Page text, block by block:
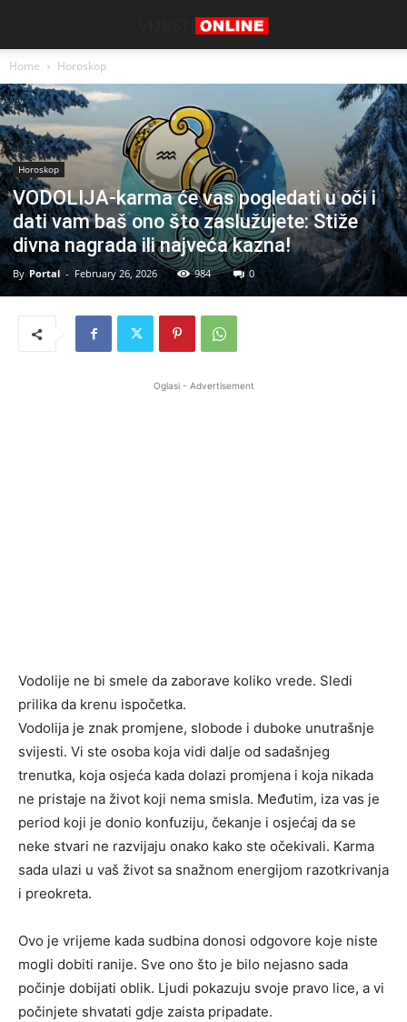
Home Horoskop
Horoskop
VODOLIJA-karma će vas pogledati u oči i
dati vam baš ono što zaslužujete: Stiže
divna nagrada ili najveća kazna!
By Portal - February 26, 2026 984 0
Oglasi - Advertisement
Vodolije ne bi smele da zaborave koliko vrede. Sledi
prilika da krenu ispočetka.
Vodolija je znak promjene, slobode i duboke unutrašnje
svijesti. Vi ste osoba koja vidi dalje od sadašnjeg
trenutka, koja osjeća kada dolazi promjena i koja nikada
ne pristaje na život koji nema smisla. Međutim, iza vas je
period koji je donio konfuziju, čekanje i osjećaj da se
neke stvari ne razvijaju onako kako ste očekivali. Karma
sada ulazi u vaš život sa snažnom energijom razotkrivanja
i preokreta.
Ovo je vrijeme kada sudbina donosi odgovore koje niste
mogli dobiti ranije. Sve ono što je bilo nejasno sada
počinje dobijati oblik. Ljudi pokazuju svoje pravo lice, a vi
počinjete shvatati gdje zaista pripadate.